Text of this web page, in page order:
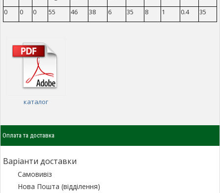
0
0 0 55 46 38 6 35 8 1 0.4 35
каталог
Оплата та доставка
Варіанти доставки
Самовивіз
Нова Пошта (відділення)